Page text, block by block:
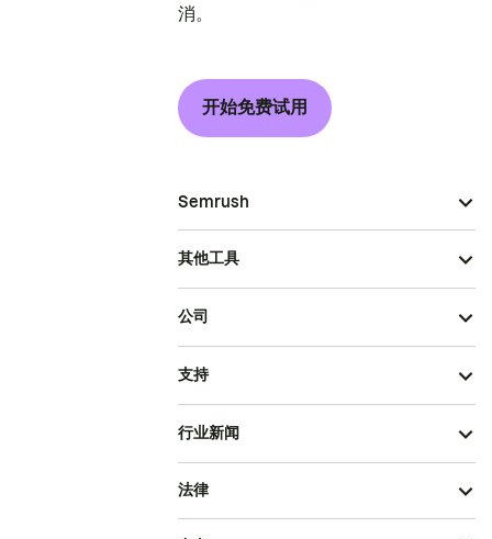
消。
开始免费试用
Semrush
其他工具
公司
支持
行业新闻
法律